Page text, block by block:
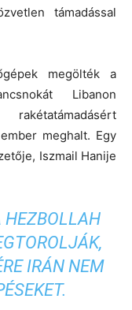
támadással
megölték a
Libanon
meghalt. Egy
Iszmail Hanije
HEZBOLLAH
IRÁN NEM